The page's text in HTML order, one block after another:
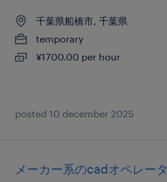
千葉県船橋市, 千葉県
temporary
¥1700.00 per hour
posted 10 december 2025
メーカー系のcadオペレータ